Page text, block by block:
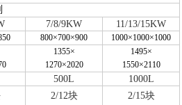
7/8/9KW
11/13/15KW
800×700×900 1000×1000×1000
1355×
1270×2020
1495×
1550×2110
500L
1000L
2/12块 2/15块